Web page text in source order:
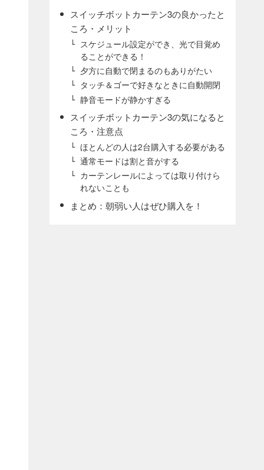
スイッチボットカーテン3の良かったと
ころ・メリット
スケジュール設定ができ、光で目覚め
ることができる！
夕方に自動で閉まるのもありがたい
タッチ＆ゴーで好きなときに自動開閉
静音モードが静かすぎる
スイッチボットカーテン3の気になると
ころ・注意点
ほとんどの人は2台購入する必要がある
通常モードは割と音がする
カーテンレールによっては取り付けら
れないことも
まとめ：朝弱い人はぜひ購入を！